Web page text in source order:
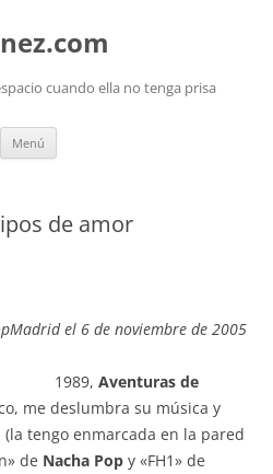
cuando ella no tenga prisa
Menú
de amor
el 6 de noviembre de 2005
1989, Aventuras de
me deslumbra su música y
tengo enmarcada en la pared
de Nacha Pop y «FH1» de